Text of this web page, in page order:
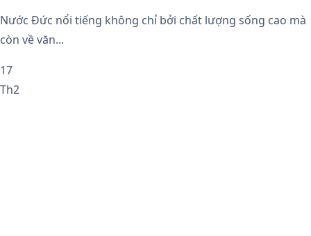
Nước Đức nổi tiếng không chỉ bởi chất lượng sống cao mà
còn về văn...
17
Th2